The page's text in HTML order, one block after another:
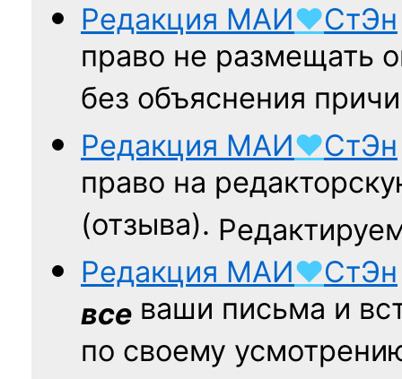
Редакция МАИ♥СтЭн
право не размещать
без объяснения
Редакция МАИ♥СтЭн
право на
(отзыва).
Редакция МАИ♥СтЭн
все ваши письма и
по своему